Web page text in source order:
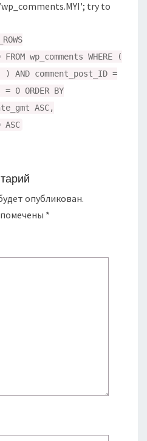
try to
wp_comments WHERE (
AND comment_post_ID =
0 ORDER BY
ASC,
ASC
опубликован.
*